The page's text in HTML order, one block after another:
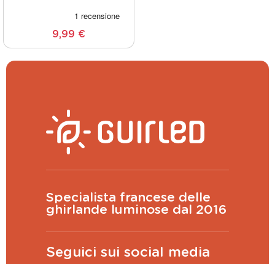
9,99 €
Specialista francese delle
ghirlande luminose dal 2016
Seguici sui social media